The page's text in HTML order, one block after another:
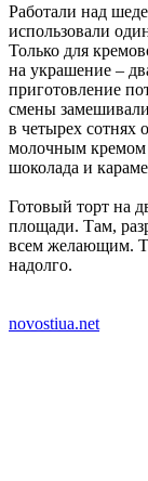
Работали над
использовали
Только для
на украшение –
приготовление
смены
в четырех сотнях
молочным кремом
шоколада и
Готовый торт на
площади. Там,
всем желающим.
надолго.
novostiua.net